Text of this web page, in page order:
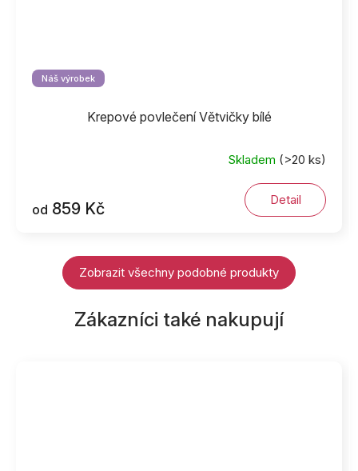
Náš výrobek
Krepové povlečení Větvičky bílé
Skladem (>20 ks)
od 859 Kč Detail
Zobrazit všechny podobné produkty
Zákazníci také nakupují